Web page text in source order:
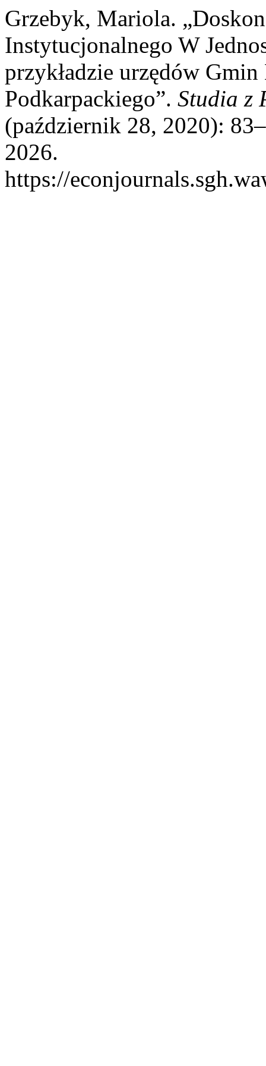
Grzebyk, Mariola.
Instytucjonalnego W
przykładzie urzędów
Podkarpackiego”. Studia z
(październik 28, 2020):
2026.
https://